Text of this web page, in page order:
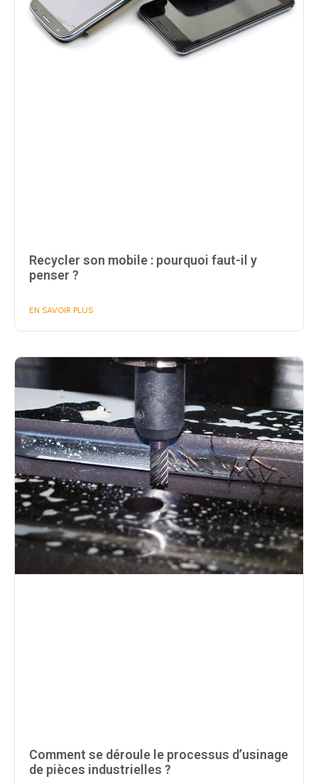
Recycler son mobile : pourquoi faut-il y
penser ?
EN SAVOIR PLUS
Comment se déroule le processus d’usinage
de pièces industrielles ?